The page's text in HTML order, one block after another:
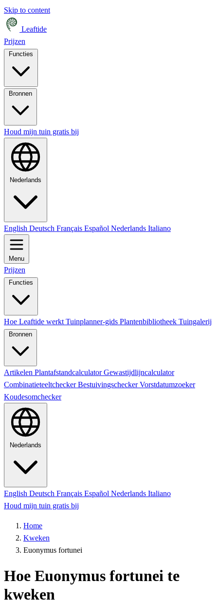
Skip to content
Leaftide
Prijzen
Houd mijn tuin gratis bij
Nederlands
English Deutsch Français Español Nederlands Italiano
Menu
Prijzen
Functies
Hoe Leaftide werkt Tuinplanner-gids Plantenbibliotheek Tuingalerij
Bronnen
Artikelen PlantafstandcalculatorGewastijdlijncalculator
CombinatieteeltcheckerBestuivingscheckerVorstdatumzoeker
Koudesomchecker
Nederlands
English Deutsch Français Español Nederlands Italiano
Houd mijn tuin gratis bij
Home
Kweken
Euonymus fortunei
Hoe Euonymus fortunei te
kweken